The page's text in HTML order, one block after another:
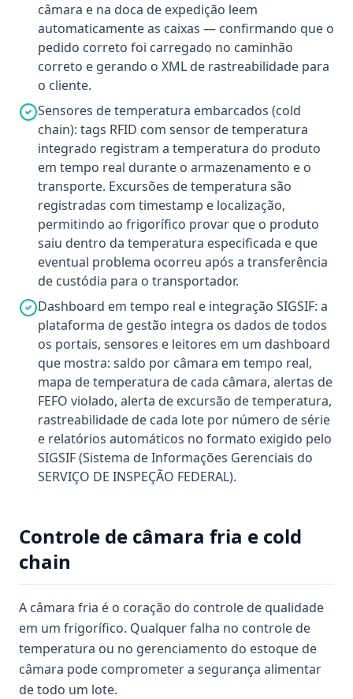
câmara e na doca de expedição leem
automaticamente as caixas — confirmando que o
pedido correto foi carregado no caminhão
correto e gerando o XML de rastreabilidade para
o cliente.
Sensores de temperatura embarcados (cold
chain): tags RFID com sensor de temperatura
integrado registram a temperatura do produto
em tempo real durante o armazenamento e o
transporte. Excursões de temperatura são
registradas com timestamp e localização,
permitindo ao frigorífico provar que o produto
saiu dentro da temperatura especificada e que
eventual problema ocorreu após a transferência
de custódia para o transportador.
Dashboard em tempo real e integração SIGSIF: a
plataforma de gestão integra os dados de todos
os portais, sensores e leitores em um dashboard
que mostra: saldo por câmara em tempo real,
mapa de temperatura de cada câmara, alertas de
FEFO violado, alerta de excursão de temperatura,
rastreabilidade de cada lote por número de série
e relatórios automáticos no formato exigido pelo
SIGSIF (Sistema de Informações Gerenciais do
SERVIÇO DE INSPEÇÃO FEDERAL).
Controle de câmara fria e cold
chain
A câmara fria é o coração do controle de qualidade
em um frigorífico. Qualquer falha no controle de
temperatura ou no gerenciamento do estoque de
câmara pode comprometer a segurança alimentar
de todo um lote.